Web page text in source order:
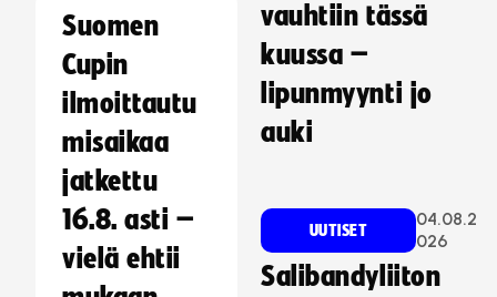
Suomen
Cupin
ilmoittautu
misaikaa
jatkettu
16.8. asti –
vielä ehtii
vauhtiin tässä
kuussa –
lipunmyynti jo
auki
UUTISET
04.08.2
026
Salibandyliiton